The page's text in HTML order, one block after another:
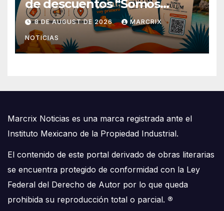
de descuentos “Somos
Tulum” para reactivar la
economía
8 DE AUGUST DE 2026 MARCRIX
NOTICIAS
Marcrix Noticias es una marca registrada ante el
Instituto Mexicano de la Propiedad Industrial.
El contenido de este portal derivado de obras literarias
se encuentra protegido de conformidad con la Ley
Federal del Derecho de Autor por lo que queda
prohibida su reproducción total o parcial. ®